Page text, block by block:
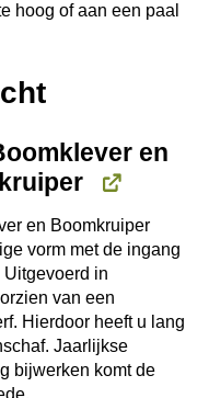
hoog of aan een paal
en
en Boomkruiper
vorm met de ingang
in
van een
Hierdoor heeft u lang
Jaarlijkse
bijwerken komt de